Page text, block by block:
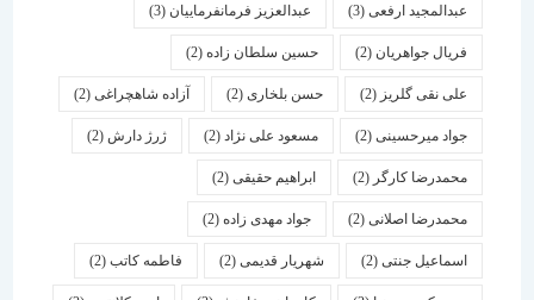
عبدالمجید ارفعی(3) عبدالعزیز فرمانفرماییان(3)
فریال جواهریان(2) حسین سلطان زاده(2)
علی نقی گلریز(2) حسن بلخاری(2) آزاده شاهچراغی(2)
جواد میرحسینی(2) مسعود علی نژاد(2) ژرژ دارش (2)
محمدرضا کارگر(2) ابراهیم حقیقی(2)
محمدرضا اصلانی(2) جواد مهدی زاده(2)
اسماعیل جنتی(2) شهریار قدیمی(2) فاطمه کاتب(2)